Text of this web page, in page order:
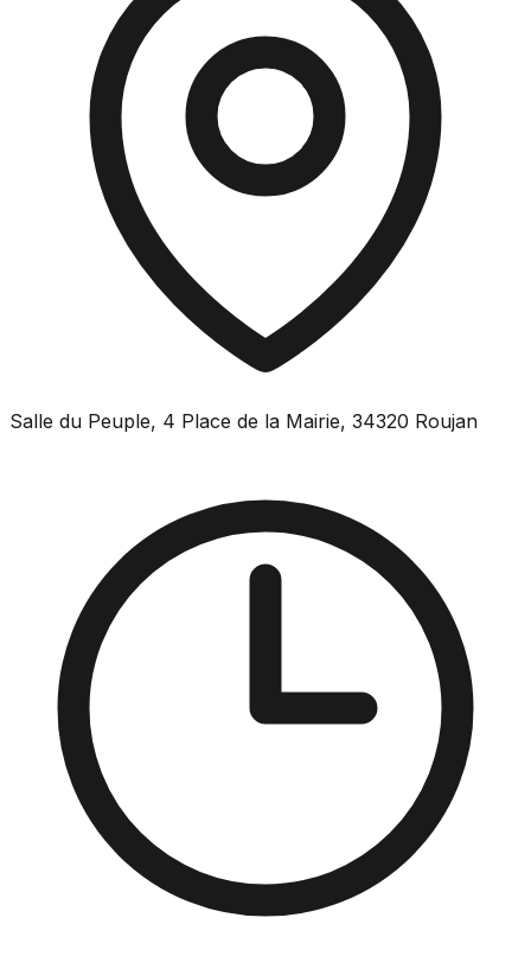
Salle du Peuple, 4 Place de la Mairie, 34320 Roujan